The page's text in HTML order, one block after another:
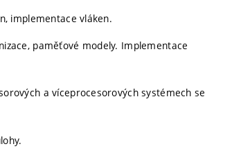
implementace vláken.
paměťové modely. Implementace
a víceprocesorových systémech se